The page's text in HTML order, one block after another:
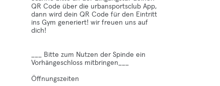
QR Code über die urbansportsclub App,
dann wird dein QR Code für den Eintritt
ins Gym generiert! wir freuen uns auf
dich!
___ Bitte zum Nutzen der Spinde ein
Vorhängeschloss mitbringen___
Öffnungszeiten